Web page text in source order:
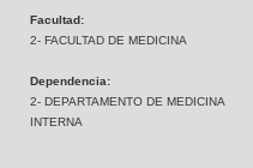
Facultad:
2- FACULTAD DE MEDICINA
Dependencia:
2- DEPARTAMENTO DE MEDICINA
INTERNA